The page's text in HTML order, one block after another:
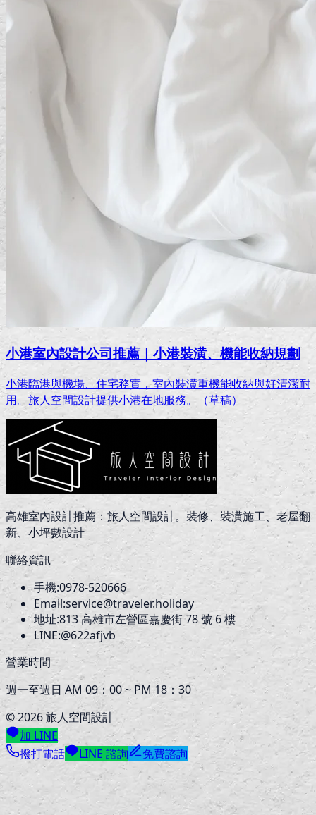
小港室內設計公司推薦｜小港裝潢、機能收納規劃
小港臨港與機場、住宅務實，室內裝潢重機能收納與好清潔耐
用。旅人空間設計提供小港在地服務。（草稿）
高雄室內設計推薦：旅人空間設計。裝修、裝潢施工、老屋翻
新、小坪數設計
聯絡資訊
手機:0978-520666
Email:service@traveler.holiday
地址:813高雄市左營區嘉慶街 78 號 6 樓
LINE:@622afjvb
營業時間
週一至週日 AM 09：00 ~ PM 18：30
©2026旅人空間設計
加 LINE
撥打電話
LINE 諮詢 免費諮詢